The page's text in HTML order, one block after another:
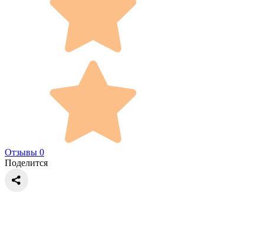
Отзывы 0
Поделится